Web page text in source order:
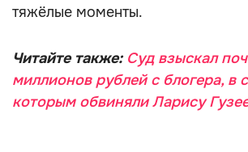
тяжёлые моменты.
Читайте также: Суд взыскал
миллионов рублей с блогера, в
которым обвиняли Ларису